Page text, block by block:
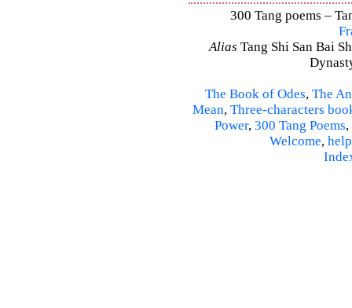
300 Tang poems –
Alias Tang Shi San Bai
The Book of Odes, The
Mean, Three-characters
Power, 300 Tang Poems,
Welcome, help